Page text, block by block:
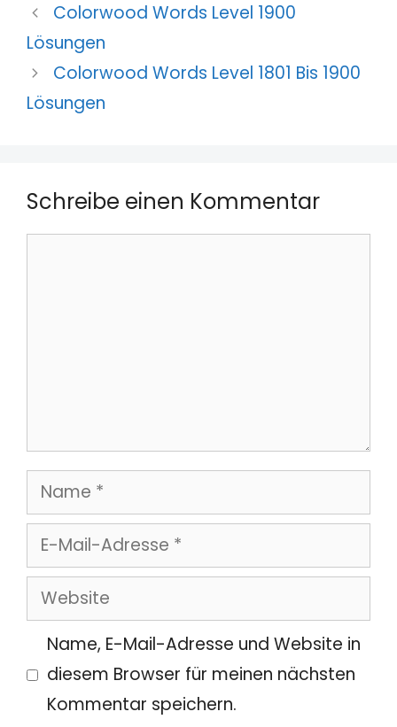
Colorwood Words Level 1900
Lösungen
Colorwood Words Level 1801 Bis 1900
Lösungen
Schreibe einen Kommentar
Name
E-
Mail-
Adresse
Website
Name, E-Mail-Adresse und Website in
diesem Browser für meinen nächsten
Kommentar speichern.